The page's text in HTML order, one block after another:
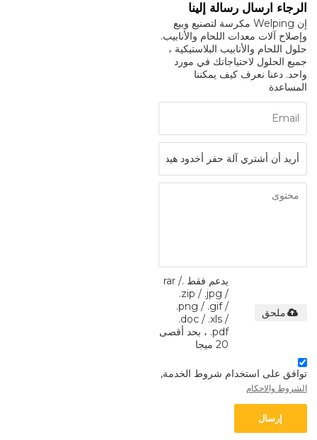
الرجاء ارسال رسالة إلينا
إن Welping مكرسة لتصنيع وبيع
وإصلاح آلات معدات اللحام والأنابيب.
حلول اللحام والأنابيب البلاستيكية ،
جميع الحلول لاحتياجاتك في مورد
واحد. دعنا نعرف كيف يمكننا
المساعدة
يدعم فقط .rar /
.zip / .jpg /
.png / .gif /
.doc / .xls /
.pdf ، بحد أقصى
20 ميجا
ملحق
توافق على استخدام شروط الخدمة,
الشروط والاحكام
إرسال